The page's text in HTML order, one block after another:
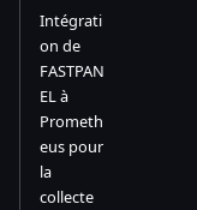
Intégrati
on de
FASTPAN
EL à
Prometh
eus pour
la
collecte